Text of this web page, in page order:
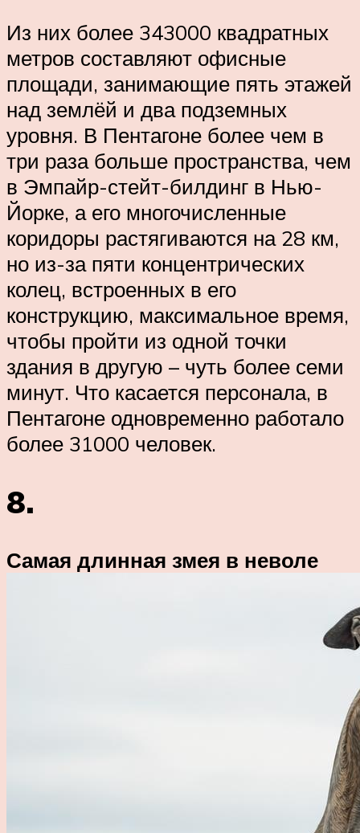
Из них более 343000 квадратных
метров составляют офисные
площади, занимающие пять этажей
над землёй и два подземных
уровня. В Пентагоне более чем в
три раза больше пространства, чем
в Эмпайр-стейт-билдинг в Нью-
Йорке, а его многочисленные
коридоры растягиваются на 28 км,
но из-за пяти концентрических
колец, встроенных в его
конструкцию, максимальное время,
чтобы пройти из одной точки
здания в другую – чуть более семи
минут. Что касается персонала, в
Пентагоне одновременно работало
более 31000 человек.
8.
Самая длинная змея в неволе